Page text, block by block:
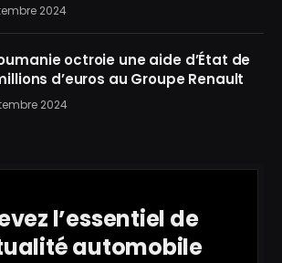
2024
octroie une aide d’État de
d’euros au Groupe Renault
2024
l’essentiel de
automobile